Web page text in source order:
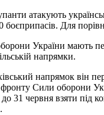
атакують
боєприпасів. Для
України мають
напрямки.
напрямок він
Сили оборони
до 31 червня взяти під